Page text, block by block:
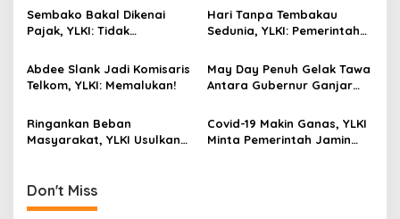
g
a
t
i
o
n
Sembako Bakal Dikenai
Pajak, YLKI: Tidak
Batalkan!
Hari Tanpa Tembakau
Sedunia, YLKI: Pemerintah
Covid-19 Sebagai
Momentum Bebas Bahaya
Abdee Slank Jadi Komisaris
Telkom, YLKI: Memalukan!
May Day Penuh Gelak Tawa
Antara Gubernur Ganjar
Ringankan Beban
Masyarakat, YLKI Usulkan
Covid-19 Makin Ganas, YLKI
Minta Pemerintah Jamin
Don't Miss